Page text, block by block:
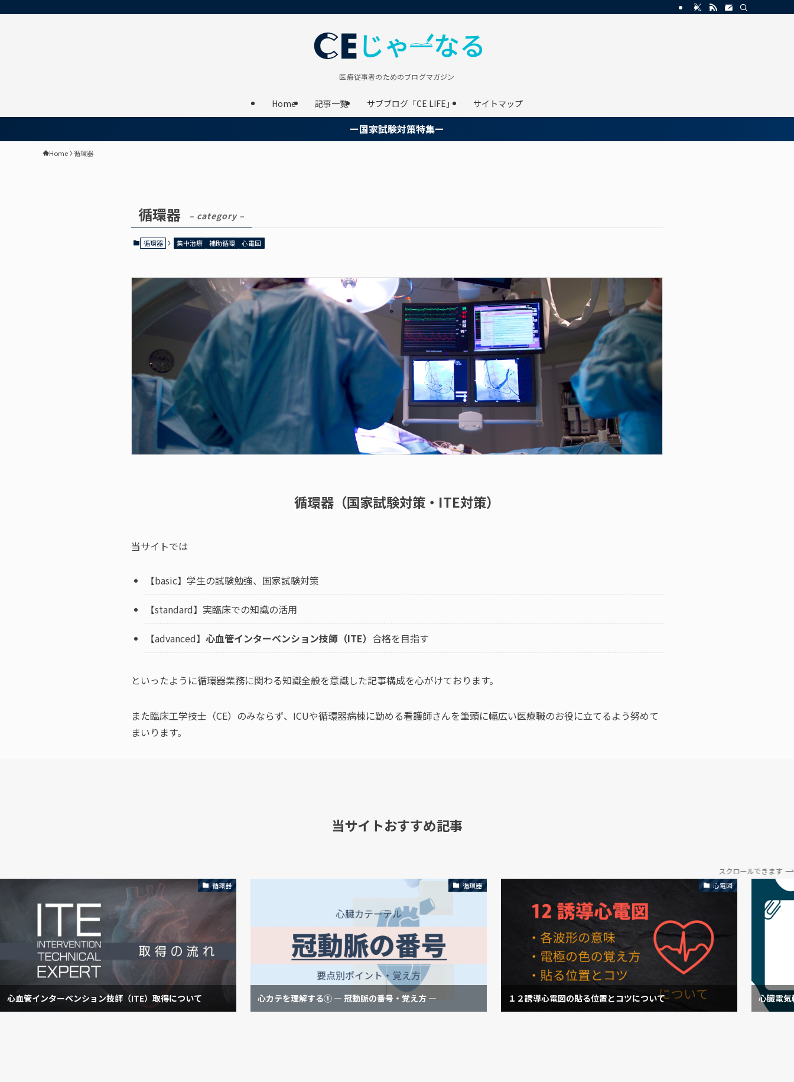
医療従事者のためのブログマガジン
Home 記事一覧 サブブログ「CE LIFE」 サイトマップ
ー国家試験対策特集ー
Home 循環器
循環器 – category –
循環器 集中治療 補助循環 心電図
循環器（国家試験対策・ITE対策）
当サイトでは
【basic】学生の試験勉強、国家試験対策
【standard】実臨床での知識の活用
【advanced】 心血管インターベンション技師（ITE） 合格を目指す
といったように循環器業務に関わる知識全般を意識した記事構成を心がけております。
また臨床工学技士（CE）のみならず、ICUや循環器病棟に勤める看護師さんを筆頭に幅広い医療職のお役に立てるよう努めて
まいります。
当サイトおすすめ記事
スクロールできます
循環器
心血管インターベンション技師（ITE）取得について
循環器
心カテを理解する① — 冠動脈の番号・覚え方 —
心電図
１２誘導心電図の貼る位置とコツについて 心臓電